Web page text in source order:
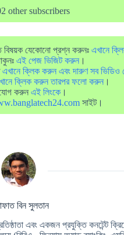
other subscribers
বিষয়ক যেকোনো প্রশ্ন করুনঃ এখানে
এই পেজ ভিজিট করুন ।
এখানে ক্লিক করুন এবং দারুণ সব ভিডিও
ক্লিক করুন তারপর ফলো করুন ।
করুন এই লিংকে ।
সাইট।
বিন সুলতান
এবং একজন প্রযুক্তি কনটেন্ট